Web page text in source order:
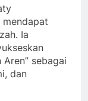
Ia
Aren” sebagai
dan